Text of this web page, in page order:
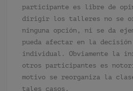
participante es libre de
dirigir los talleres no se
ninguna opción, ni se da
pueda afectar en la decisión
individual. Obviamente la
otros participantes es
motivo se reorganiza la
tales casos.